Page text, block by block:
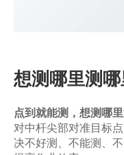
想测哪里测
点到就能测，想测哪里
对中杆尖部对准目标
决不好测、不能测、